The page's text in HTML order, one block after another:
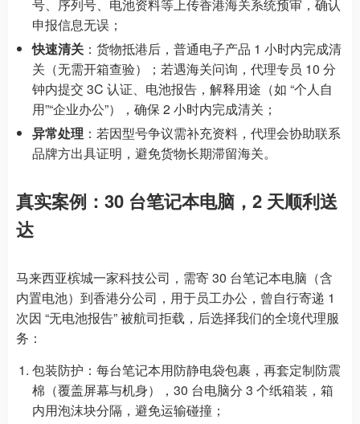
号、序列号、电池资料等上传香港海关系统预审，确认
申报信息无误；
快速清关 ：货物抵港后，普通电子产品 1 小时内完成清
关（无需开箱查验）；若遇海关问询，代理专员 10 分
钟内提交 3C 认证、电池报告，解释用途（如 “个人自
用”“企业办公”），确保 2 小时内完成清关；
异常处理 ：若因型号争议需补充资料，代理会协助联系
品牌方出具证明，避免货物长期滞留海关。
真实案例：30 台笔记本电脑，2 天顺利送
达
马来西亚槟城一家科技公司，需寄 30 台笔记本电脑（含
内置电池）到香港分公司，用于员工办公，曾自行寄递 1
次因 “无电池报告” 被航司拒载，后选择我们的全境代理服
务：
包装防护：每台笔记本用防静电袋包裹，再套定制防震
棉（覆盖屏幕与机身），30 台电脑分 3 个纸箱装，箱
内用泡沫块分隔，避免运输碰撞；